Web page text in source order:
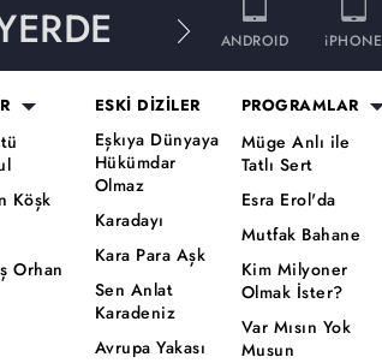
ANDROID iPHONE
Köşk
Orhan
ESKİ DİZİLER
Eşkıya Dünyaya
Hükümdar
Olmaz
Karadayı
Kara Para Aşk
Sen Anlat
Karadeniz
Avrupa Yakası
PROGRAMLAR
Müge Anlı ile
Tatlı Sert
Esra Erol'da
Mutfak Bahane
Kim Milyoner
Olmak İster?
Var Mısın Yok
Musun